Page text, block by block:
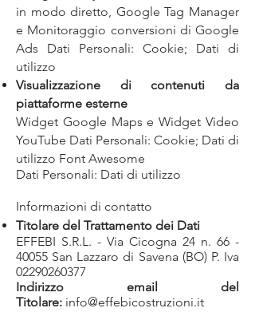
in modo diretto, Google Tag Manager
e Monitoraggio conversioni di Google
Ads Dati Personali: Cookie; Dati di
utilizzo
Visualizzazione di contenuti da
piattaforme esterne
Widget Google Maps e Widget Video
YouTube Dati Personali: Cookie; Dati di
utilizzo Font Awesome
Dati Personali: Dati di utilizzo
Informazioni di contatto
Titolare del Trattamento dei Dati
EFFEBI S.R.L. - Via Cicogna 24 n. 66 -
40055 San Lazzaro di Savena (BO) P. Iva
02290260377
Indirizzo email del
Titolare: info@effebicostruzioni.it